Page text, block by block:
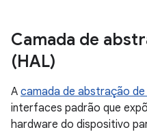
Camada de
(HAL)
A camada de abstração
interfaces padrão que
hardware do dispositivo